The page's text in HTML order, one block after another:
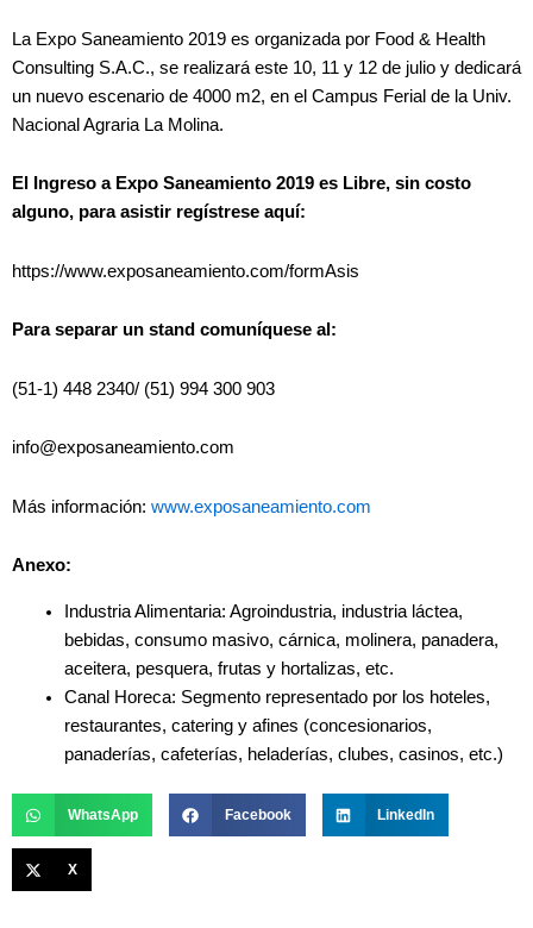
La Expo Saneamiento 2019 es organizada por Food & Health
Consulting S.A.C., se realizará este 10, 11 y 12 de julio y dedicará
un nuevo escenario de 4000 m2, en el Campus Ferial de la Univ.
Nacional Agraria La Molina.
El Ingreso a Expo Saneamiento 2019 es Libre, sin costo
alguno, para asistir regístrese aquí:
https://www.exposaneamiento.com/formAsis
Para separar un stand comuníquese al:
(51-1) 448 2340/ (51) 994 300 903
info@exposaneamiento.com
Más información: www.exposaneamiento.com
Anexo:
Industria Alimentaria: Agroindustria, industria láctea,
bebidas, consumo masivo, cárnica, molinera, panadera,
aceitera, pesquera, frutas y hortalizas, etc.
Canal Horeca: Segmento representado por los hoteles,
restaurantes, catering y afines (concesionarios,
panaderías, cafeterías, heladerías, clubes, casinos, etc.)
WhatsApp Facebook LinkedIn
X